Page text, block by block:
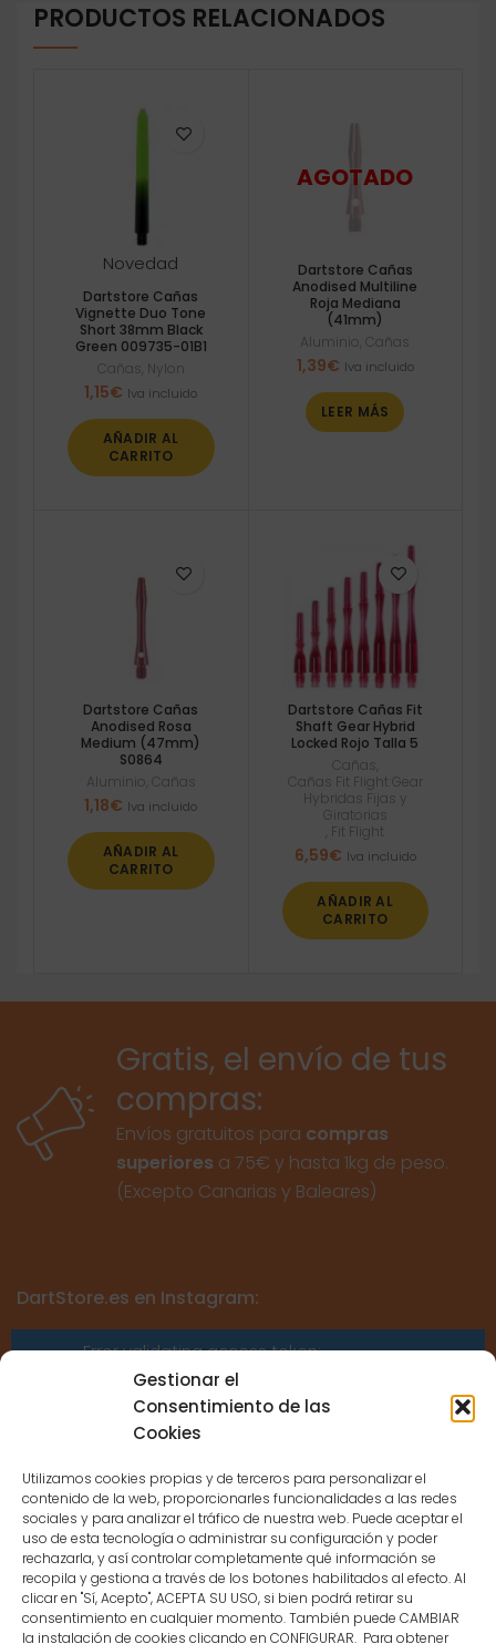
Gestionar el
Consentimiento de las
Cookies
Utilizamos cookies propias y de terceros para personalizar el
contenido de la web, proporcionarles funcionalidades a las redes
sociales y para analizar el tráfico de nuestra web. Puede aceptar el
uso de esta tecnología o administrar su configuración y poder
rechazarla, y así controlar completamente qué información se
recopila y gestiona a través de los botones habilitados al efecto. Al
clicar en "Sí, Acepto", ACEPTA SU USO, si bien podrá retirar su
consentimiento en cualquier momento. También puede CAMBIAR
la instalación de cookies clicando en CONFIGURAR. Para obtener
PRODUCTOS RELACIONADOS
Novedad
Dartstore Cañas
Vignette Duo Tone
Short 38mm Black
Green 009735-01B1
Cañas Nylon
1,15€ Iva incluido
AÑADIR AL
CARRITO
Dartstore Cañas
Anodised Multiline
Roja Mediana
(41mm)
Aluminio ,Cañas
1,39€ Iva incluido
LEER MÁS
Dartstore Cañas
Anodised Rosa
Medium (47mm)
S0864
Aluminio Cañas
1,18€ Iva incluido
AÑADIR AL
CARRITO
Dartstore Cañas Fit
Shaft Gear Hybrid
Locked Rojo Talla 5
Cañas
Cañas Fit Flight Gear
Hybridas Fijas y
Giratorias
Fit Flight
6,59€ Iva incluido
AÑADIR AL
CARRITO
Gratis, el envío de tus
compras:
Envíos gratuitos para compras
superiores a 75€ y hasta 1kg de peso.
(Excepto Canarias y Baleares)
DartStore.es en Instagram:
Error validating access token:
Sessions for the user are not allowed
because the user is not a confirmed
CONTACTO
MENÚ PRINCIPAL